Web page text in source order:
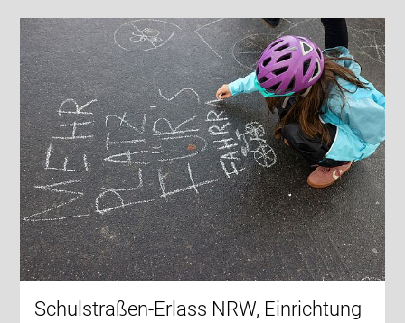
Schulstraßen-Erlass NRW, Einrichtung